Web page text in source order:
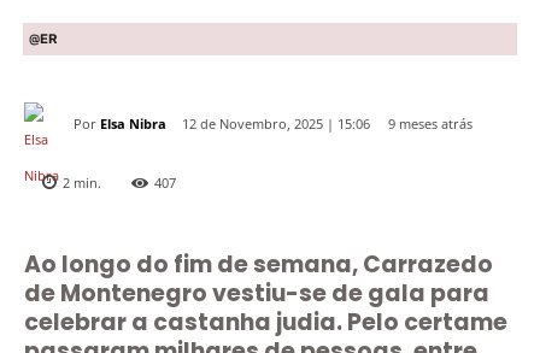
@ER
Por Elsa Nibra 12 de Novembro, 2025 | 15:06 9 meses atrás
2 min. 407
Ao longo do fim de semana, Carrazedo
de Montenegro vestiu-se de gala para
celebrar a castanha judia. Pelo certame